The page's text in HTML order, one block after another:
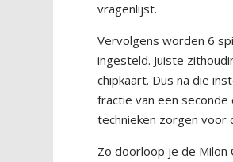
vragenlijst.
Vervolgens worden 6
ingesteld. Juiste
chipkaart. Dus na die
fractie van een
technieken zorgen voor
Zo doorloop je de Milon